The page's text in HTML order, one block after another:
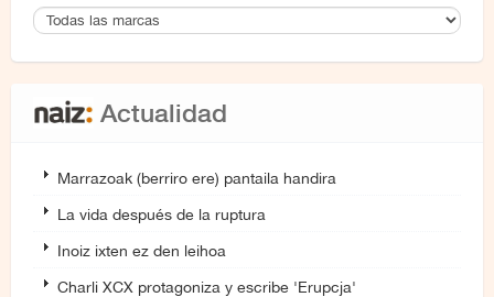
Actualidad
Marrazoak (berriro ere) pantaila handira
La vida después de la ruptura
Inoiz ixten ez den leihoa
Charli XCX protagoniza y escribe 'Erupcja'